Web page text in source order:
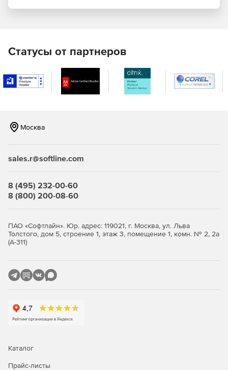
ошибок, интеграция с RaptorXML.
Полная поддержка XML Schema 1.1.
поддержка XPath 3.0.
разработки Visual Studio и Eclipse.
Редактор DTD и конвертер DTD-схем.
таксономии (редактор только в Enterprise).
Графический WSDL-редактор (поддержка WSDL 1.1 и
Поддержка встроенных схем XML в файлах WSDL
(Enterprise).
Enterprise).
Статусы от партнеров
Москва
sales.r@softline.com
8 (495) 232-00-60
8 (800) 200-08-60
ПАО «Софтлайн». Юр. адрес: 119021, г. Москва, ул. Льва
Толстого, дом 5, строение 1, этаж 3, помещение 1, комн. № 2, 2а
(А-311)
Каталог
Прайс-листы